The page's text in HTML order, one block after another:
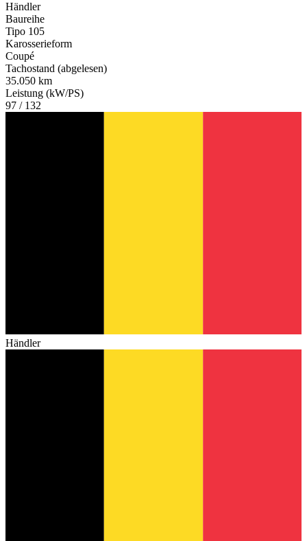
Händler
Baureihe
Tipo 105
Karosserieform
Coupé
Tachostand (abgelesen)
35.050 km
Leistung (kW/PS)
97 / 132
Händler